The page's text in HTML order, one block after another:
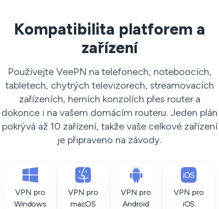
Kompatibilita platforem a
zařízení
Používejte VeePN na telefonech, noteboocích,
tabletech, chytrých televizorech, streamovacích
zařízeních, herních konzolích přes router a
dokonce i na vašem domácím routeru. Jeden plán
pokrývá až 10 zařízení, takže vaše celkové zařízení
je připraveno na závody.
VPN pro
Windows
VPN pro
macOS
VPN pro
Android
VPN pro
iOS